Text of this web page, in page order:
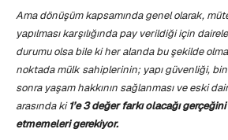
Ama dönüşüm kapsamında genel olarak,
yapılması karşılığında pay verildiği için
durumu olsa bile ki her alanda bu şekilde
noktada mülk sahiplerinin; yapı güvenliği,
sonra yaşam hakkının sağlanması ve eski
arasında ki1’e 3 değer farkıolacağı gerçeğini
etmemeleri gerekiyor.